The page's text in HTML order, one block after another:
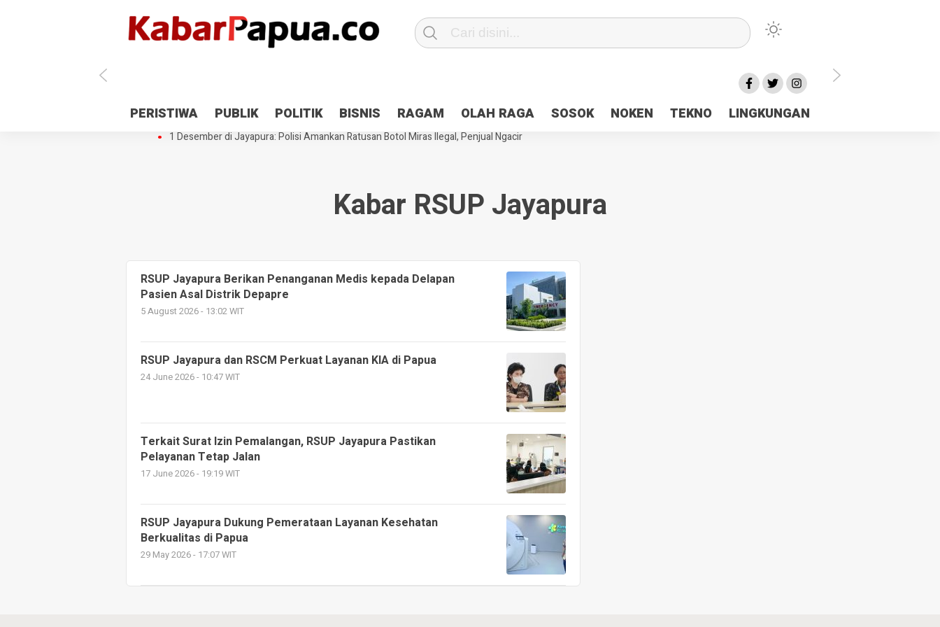
PERISTIWA PUBLIK POLITIK BISNIS RAGAM OLAH RAGA SOSOK NOKEN TEKNO LINGKUNGAN
Antisipasi 1 Desember, TNI Polri Patroli 2×24 jam di Kota Jayapura
Pesan Sejuk Polri di Deklarasi Pemilu Ceria Tanah Papua
Gedung Perpustakaan SMPN 5 Sentani Terbakar
Hibah Pilkada Jayapura Cair 10 Persen, Deposit Kas Daerah Rp23 Miliar Disorot
1 Desember di Jayapura: Polisi Amankan Ratusan Botol Miras Ilegal, Penjual Ngacir
Kabar RSUP Jayapura
RSUP Jayapura Berikan Penanganan Medis kepada Delapan
Pasien Asal Distrik Depapre
5 August 2026 - 13:02 WIT
RSUP Jayapura dan RSCM Perkuat Layanan KIA di Papua
24 June 2026 - 10:47 WIT
Terkait Surat Izin Pemalangan, RSUP Jayapura Pastikan
Pelayanan Tetap Jalan
17 June 2026 - 19:19 WIT
RSUP Jayapura Dukung Pemerataan Layanan Kesehatan
Berkualitas di Papua
29 May 2026 - 17:07 WIT